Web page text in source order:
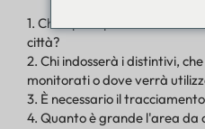
1. Che tipo di posto è: una
città?
2. Chi indosserà i distintivi,
monitorati o dove verrà
3. È necessario il
4. Quanto è grande l'area da